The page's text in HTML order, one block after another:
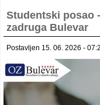
Studentski posao
zadruga Bulevar
Postavljen 15. 06. 2026 -